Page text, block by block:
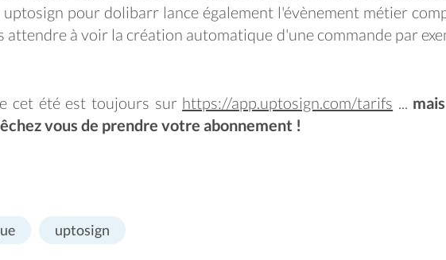
pour dolibarr lance également l'évènement métier
attendre à voir la création automatique d'une commande par
cet été est toujours sur https://app.uptosign.com/tarifs
vous de prendre votre abonnement !
uptosign